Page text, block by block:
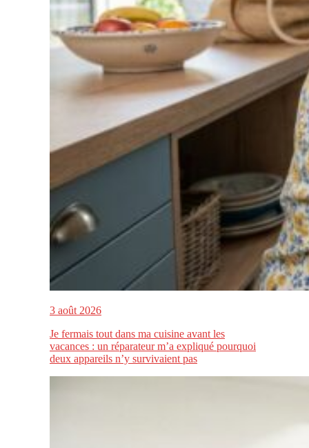
3 août 2026
Je fermais tout dans ma cuisine avant les
vacances : un réparateur m’a expliqué pourquoi
deux appareils n’y survivaient pas